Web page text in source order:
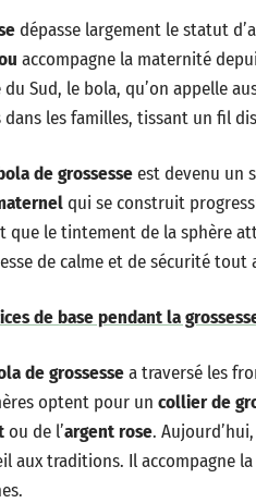
dépasse largement le statut
accompagne la maternité
Sud, le bola, qu’on appelle
les familles, tissant un fil
de grossesseest devenu un
qui se construit
que le tintement de la sphère
de calme et de sécurité tout
de base pendant la
de grossessea traversé les
optent pour un collier de
ou de l’argent rose.
aux traditions. Il accompagne